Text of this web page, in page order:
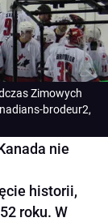
Zimowych
brodeur2,
nie
historii,
roku. W